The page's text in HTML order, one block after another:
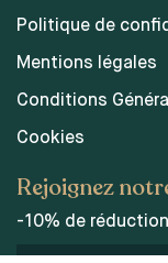
Politique de
Mentions légales
Conditions
Cookies
Rejoignez
-10% de